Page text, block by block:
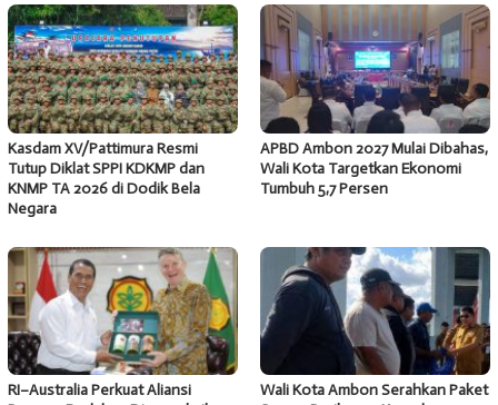
Kasdam XV/Pattimura Resmi
Tutup Diklat SPPI KDKMP dan
KNMP TA 2026 di Dodik Bela
Negara
APBD Ambon 2027 Mulai Dibahas,
Wali Kota Targetkan Ekonomi
Tumbuh 5,7 Persen
RI–Australia Perkuat Aliansi
Wali Kota Ambon Serahkan Paket